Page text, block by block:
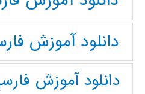
دانلود آموزش
دانلود آموزش